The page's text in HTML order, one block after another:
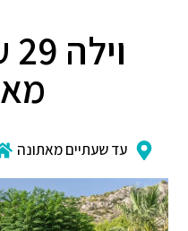
עד שעתיים מאתונה